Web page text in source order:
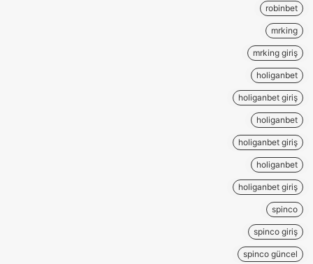
robinbet
mrking
mrking giriş
holiganbet
holiganbet giriş
holiganbet
holiganbet giriş
holiganbet
holiganbet giriş
spinco
spinco giriş
spinco güncel